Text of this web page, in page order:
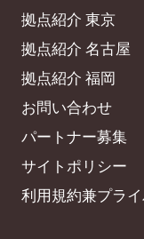
拠点紹介 東京
拠点紹介 名古屋
拠点紹介 福岡
お問い合わせ
パートナー募集
サイトポリシー
利用規約兼プラ